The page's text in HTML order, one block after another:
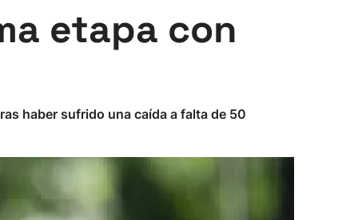
etapa con
haber sufrido una caída a falta de 50